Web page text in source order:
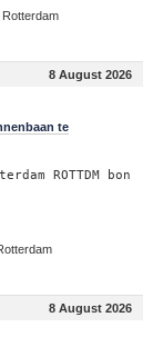
Rotterdam
8 August 2026
te
ROTTDM bon
8 August 2026